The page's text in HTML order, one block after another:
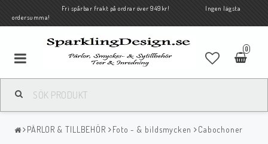
Fri spårbar frakt på ordrar över 949kr! Ingen lägsta
ordersumma!
0
PÄRLOR & TILLBEHÖR Foto - & bildsmycken Cabochoner